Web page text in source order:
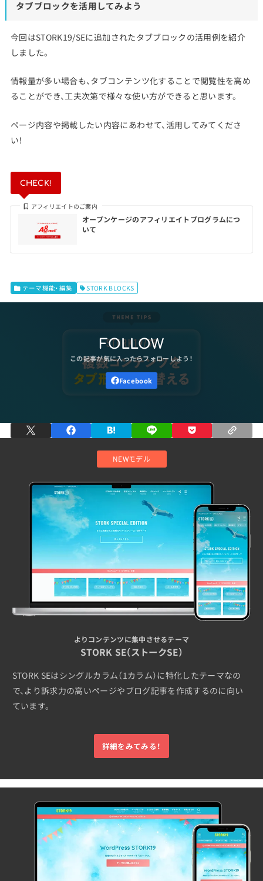
タブブロックを活用してみよう
今回はSTORK19/SEに追加されたタブブロックの活用例を紹介
しました。
情報量が多い場合も、タブコンテンツ化することで閲覧性を高め
ることができ、工夫次第で様々な使い方ができると思います。
ページ内容や掲載したい内容にあわせて、活用してみてくださ
い！
CHECK!
オープンケージのアフィリエイトプログラムにつ
いて
アフィリエイトのご案内
テーマ機能・編集 STORK BLOCKS
FOLLOW
NEWモデル
よりコンテンツに集中させるテーマ
STORK SE（ストークSE）
STORK SEはシングルカラム（1カラム）に特化したテーマなの
で、より訴求力の高いページやブログ記事を作成するのに向い
ています。
詳細をみてみる！